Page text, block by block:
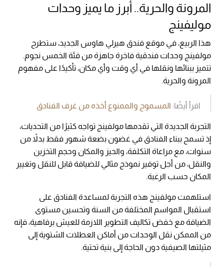
المرونة والحرية.. أبرز ما يميز وحدات
موليفينج
هذا الربيع، في موقع فندق هيرلي هاوس الجديد، ستطرح
مولفينج وحدات فندقية فاخرة جاهزة من فئة الخمس نجوم.
تتميز ببنائها ونقلها في أي وقت وأي مكان، تأكيدًا على مفهوم
المرونة والحرية.
اقرأ أيضًا: المسموح والممنوع أخذه من غرف الفنادق
التجربة الجديدة التي تقدمها مولفينج تواجه كثيرًا من التحديات،
إذ تسمح ببناء الفنادق في غضون بضعة شهور فقط بدلاً من
سنوات، مع مراعاة التكلفة، والحيز والمكان وحجم التخزين
والنقل، من أجل توفير نموذج مثالي للضيافة قابل للنقل وتغيير
المكان حسب الرغبة.
استلهمت مولفينج هذه التجربة لمساعدة الفنادق على
استقبال المواسم المختلفة من السنة وتحسين مستوى
الضيافة مع خفض تكاليف التطوير اللازمة للعيش برفاهية، فإنه
من الممكن نقل الوحدات من أماكن العطلات الشتوية إلى
مثيلتها الصيفية دون الحاجة إلى بنية تحتية.